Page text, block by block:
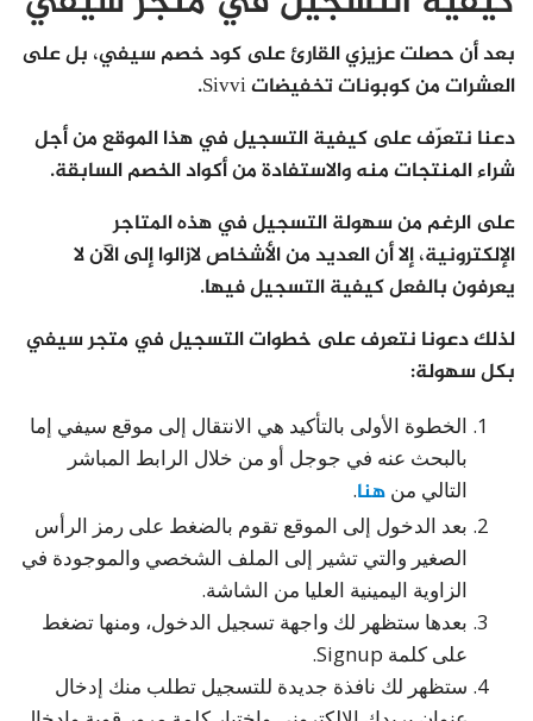
بعد أن حصلت عزيزي القارئ على كود خصم سيفي، بل على
العشرات من كوبونات تخفيضات Sivvi.
دعنا نتعرّف على كيفية التسجيل في هذا الموقع من أجل
شراء المنتجات منه والاستفادة من أكواد الخصم السابقة.
على الرغم من سهولة التسجيل في هذه المتاجر
الإلكترونية، إلا أن العديد من الأشخاص لازالوا إلى الآن لا
يعرفون بالفعل كيفية التسجيل فيها.
لذلك دعونا نتعرف على خطوات التسجيل في متجر سيفي
بكل سهولة:
الخطوة الأولى بالتأكيد هي الانتقال إلى موقع سيفي إما
بالبحث عنه في جوجل أو من خلال الرابط المباشر
التالي من هنا.
بعد الدخول إلى الموقع تقوم بالضغط على رمز الرأس
الصغير والتي تشير إلى الملف الشخصي والموجودة في
الزاوية اليمينية العليا من الشاشة.
بعدها ستظهر لك واجهة تسجيل الدخول، ومنها تضغط
على كلمة Signup.
ستظهر لك نافذة جديدة للتسجيل تطلب منك إدخال